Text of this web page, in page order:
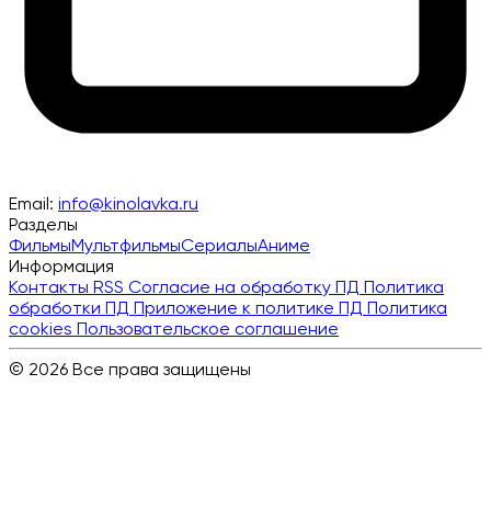
Email: info@kinolavka.ru
Разделы
ФильмыМультфильмыСериалыАниме
Информация
Контакты RSS Согласие на обработку ПД Политика
обработки ПД Приложение к политике ПД Политика
cookies Пользовательское соглашение
© 2026 Все права защищены